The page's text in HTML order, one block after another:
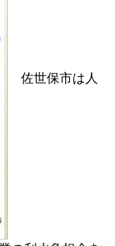
佐世保市は人